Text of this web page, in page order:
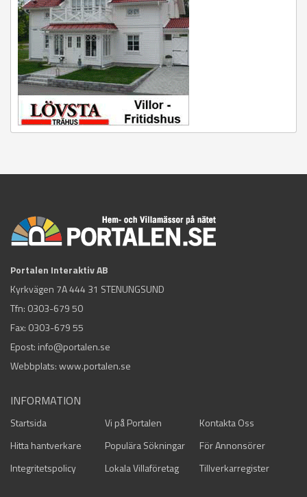
Portalen Interaktiv AB
Kyrkvägen 7A 444 31 STENUNGSUND
Tfn: 0303-679 50
Fax: 0303-679 55
Epost: info@portalen.se
Webbplats: www.portalen.se
INFORMATION
Startsida Vi på Portalen
Kontakta Oss
Hitta hantverkare
Populära Sökningar
För Annonsörer
Integritetspolicy
Lokala Villaföretag Tillverkarregister